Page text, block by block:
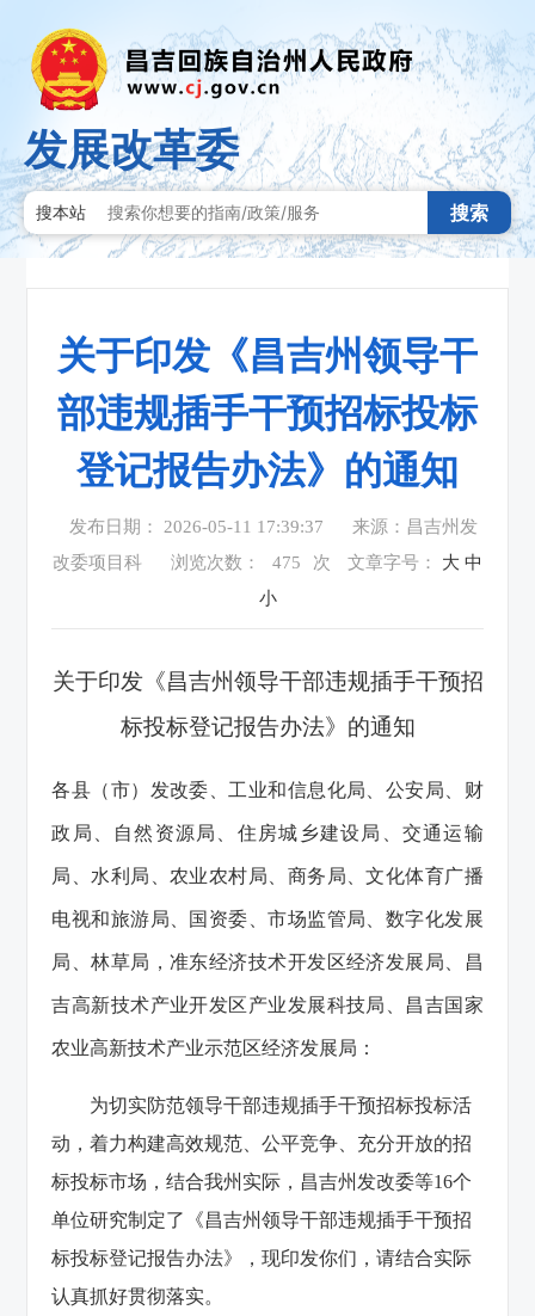
发展改革委
搜本站 搜索
关于印发《昌吉州领导干
部违规插手干预招标投标
登记报告办法》的通知
发布日期： 2026-05-11 17:39:37
来源：昌吉州发
改委项目科
浏览次数： 475 次 文章字号： 大 中
小
关于印发《昌吉州领导干部违规插手干预招
标投标登记报告办法》的通知
各县（市）发改委、工业和信息化局、公安局、财
政局、自然资源局、住房城乡建设局、交通运输
局、水利局、农业农村局、商务局、文化体育广播
电视和旅游局、 国资委、市场监管局、 数字化发展
局、林草局，准东经济技术开发区经济发展局、昌
吉高新技术产业开发区产业发展科技局、昌吉国家
农业高新技术产业示范区经济发展局：
为切实防范领导干部违规插手干预招标投标活
动，着力构建高效规范、公平竞争、充分开放的招
标投标市场，结合我州实际，昌吉州发改委等16个
单位研究制定了《昌吉州领导干部违规插手干预招
标投标登记报告办法》，现印发你们，请结合实际
认真抓好贯彻落实。